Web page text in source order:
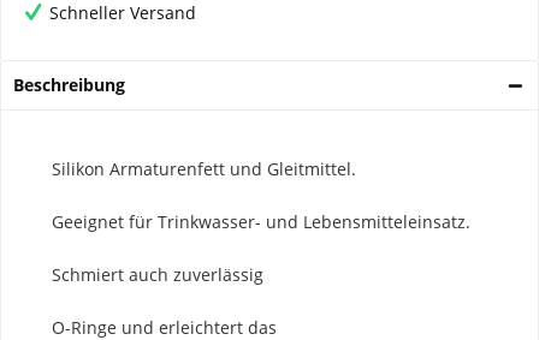
Schneller Versand
Beschreibung
Silikon Armaturenfett und Gleitmittel.
Geeignet für Trinkwasser- und Lebensmitteleinsatz.
Schmiert auch zuverlässig
O-Ringe und erleichtert das